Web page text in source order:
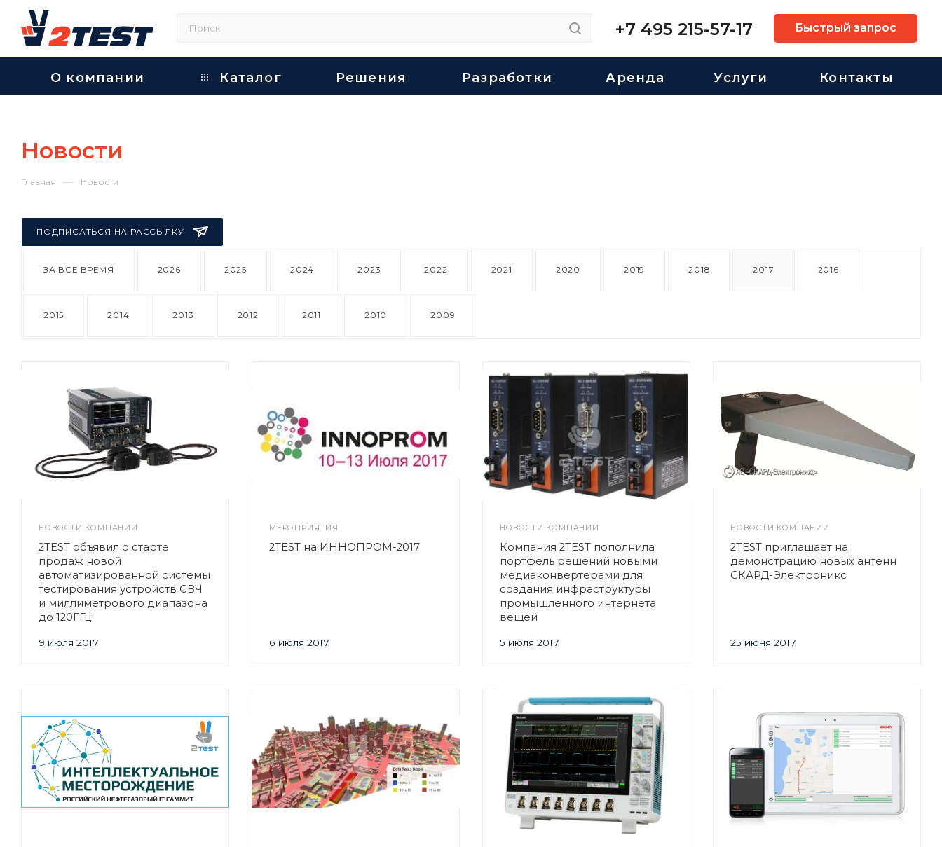
+7 495 215-57-17 Быстрый запрос
О компании Каталог Решения Разработки Аренда Услуги Контакты
Новости
Главная — Новости
ПОДПИСАТЬСЯ НА РАССЫЛКУ
ЗА ВСЕ ВРЕМЯ 2026 2025 2024 2023 2022 2021 2020 2019 2018 2017 2016
2015 2014 2013 2012 2011 2010 2009
НОВОСТИ КОМПАНИИ
9 июля 2017
2TEST объявил о старте
продаж новой
автоматизированной системы
тестирования устройств СВЧ
и миллиметрового диапазона
до 120ГГц
МЕРОПРИЯТИЯ
6 июля 2017
2TEST на ИННОПРОМ-2017
НОВОСТИ КОМПАНИИ
5 июля 2017
Компания 2TEST пополнила
портфель решений новыми
медиаконвертерами для
создания инфраструктуры
промышленного интернета
вещей
НОВОСТИ КОМПАНИИ
25 июня 2017
2TEST приглашает на
демонстрацию новых антенн
СКАРД-Электроникс